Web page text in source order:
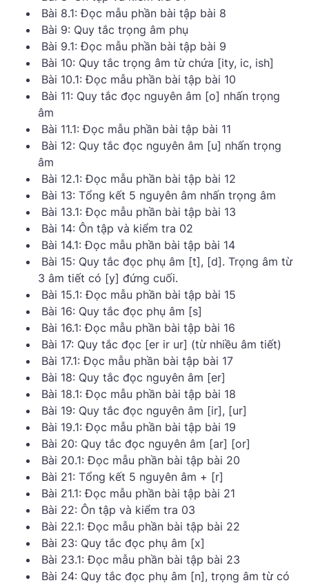
Bài 8.1: Đọc mẫu phần bài tập bài 8
Bài 9: Quy tắc trọng âm phụ
Bài 9.1: Đọc mẫu phần bài tập bài 9
Bài 10: Quy tắc trọng âm từ chứa [ity, ic, ish]
Bài 10.1: Đọc mẫu phần bài tập bài 10
Bài 11: Quy tắc đọc nguyên âm [o] nhấn trọng
âm
Bài 11.1: Đọc mẫu phần bài tập bài 11
Bài 12: Quy tắc đọc nguyên âm [u] nhấn trọng
âm
Bài 12.1: Đọc mẫu phần bài tập bài 12
Bài 13: Tổng kết 5 nguyên âm nhấn trọng âm
Bài 13.1: Đọc mẫu phần bài tập bài 13
Bài 14: Ôn tập và kiểm tra 02
Bài 14.1: Đọc mẫu phần bài tập bài 14
Bài 15: Quy tắc đọc phụ âm [t], [d]. Trọng âm từ
3 âm tiết có [y] đứng cuối.
Bài 15.1: Đọc mẫu phần bài tập bài 15
Bài 16: Quy tắc đọc phụ âm [s]
Bài 16.1: Đọc mẫu phần bài tập bài 16
Bài 17: Quy tắc đọc [er ir ur] (từ nhiều âm tiết)
Bài 17.1: Đọc mẫu phần bài tập bài 17
Bài 18: Quy tắc đọc nguyên âm [er]
Bài 18.1: Đọc mẫu phần bài tập bài 18
Bài 19: Quy tắc đọc nguyên âm [ir], [ur]
Bài 19.1: Đọc mẫu phần bài tập bài 19
Bài 20: Quy tắc đọc nguyên âm [ar] [or]
Bài 20.1: Đọc mẫu phần bài tập bài 20
Bài 21: Tổng kết 5 nguyên âm + [r]
Bài 21.1: Đọc mẫu phần bài tập bài 21
Bài 22: Ôn tập và kiểm tra 03
Bài 22.1: Đọc mẫu phần bài tập bài 22
Bài 23: Quy tắc đọc phụ âm [x]
Bài 23.1: Đọc mẫu phần bài tập bài 23
Bài 24: Quy tắc đọc phụ âm [n], trọng âm từ có